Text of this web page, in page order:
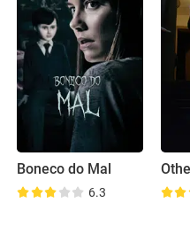
Boneco do Mal
6.3